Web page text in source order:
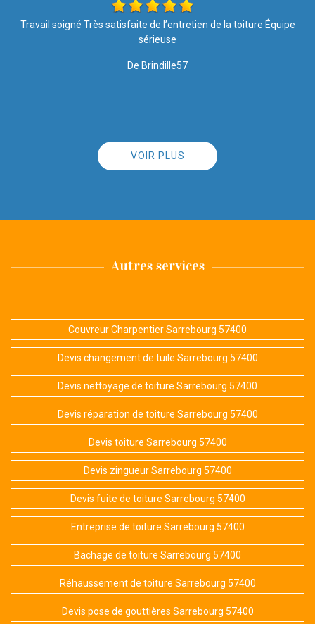
Rapide et efficace, rien à dire !!
VOIR PLUS
Autres services
Couvreur Charpentier Sarrebourg 57400
Devis changement de tuile Sarrebourg 57400
Devis nettoyage de toiture Sarrebourg 57400
Devis réparation de toiture Sarrebourg 57400
Devis toiture Sarrebourg 57400
Devis zingueur Sarrebourg 57400
Devis fuite de toiture Sarrebourg 57400
Entreprise de toiture Sarrebourg 57400
Bachage de toiture Sarrebourg 57400
Réhaussement de toiture Sarrebourg 57400
Devis pose de gouttières Sarrebourg 57400